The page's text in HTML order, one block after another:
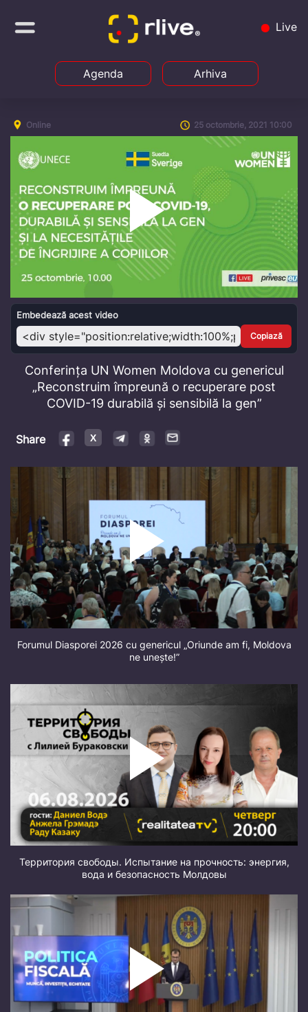
Live
Agenda Arhiva
Online 25 octombrie, 2021 10:00
Play
Video
Embedează acest video
Copiază
Conferința UN Women Moldova cu genericul
„Reconstruim împreună o recuperare post
COVID-19 durabilă și sensibilă la gen”
Share
Forumul Diasporei 2026 cu genericul „Oriunde am fi, Moldova
ne unește!”
Территория свободы. Испытание на прочность: энергия,
вода и безопасность Молдовы